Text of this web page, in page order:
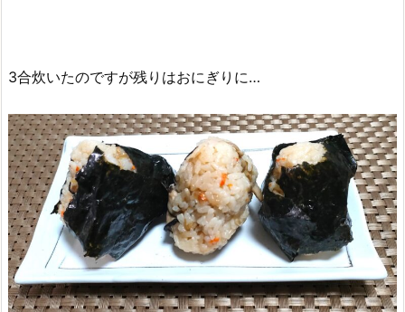
3合炊いたのですが残りはおにぎりに…